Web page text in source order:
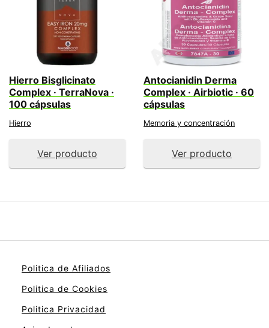
Hierro Bisglicinato
Complex · TerraNova ·
100 cápsulas
Hierro
Ver producto
Antocianidin Derma
Complex · Airbiotic · 60
cápsulas
Memoria y concentración
Ver producto
Politica de Afiliados
Politica de Cookies
Politica Privacidad